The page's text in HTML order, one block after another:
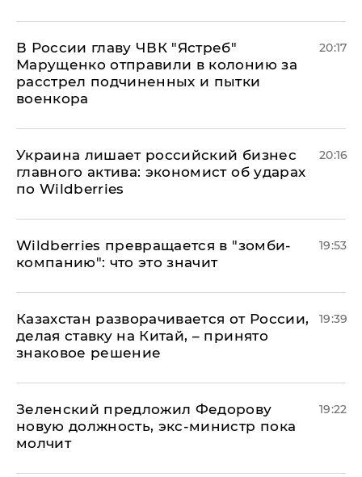
В России главу ЧВК "Ястреб"
Марущенко отправили в колонию за
расстрел подчиненных и пытки
военкора
20:17
​Украина лишает российский бизнес
главного актива: экономист об ударах
по Wildberries
20:16
Wildberries превращается в "зомби-
компанию": что это значит
19:53
Казахстан разворачивается от России,
делая ставку на Китай, – принято
знаковое решение
19:39
Зеленский предложил Федорову
новую должность, экс-министр пока
молчит
19:22